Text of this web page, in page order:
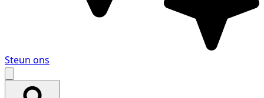
Steun ons